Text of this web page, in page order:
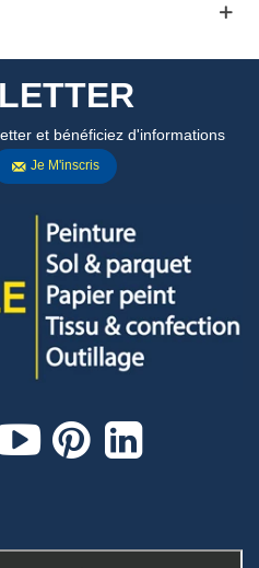
et bénéficiez d'informations
Je M'inscris